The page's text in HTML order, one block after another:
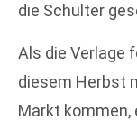
die Schulter
Als die Verlage
diesem Herbst
Markt kommen,